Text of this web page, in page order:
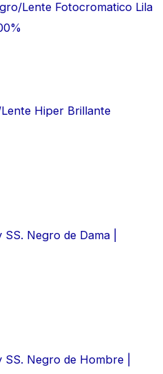
Lente Fotocromatico Lila
Hiper Brillante
Negro de Dama |
Negro de Hombre |